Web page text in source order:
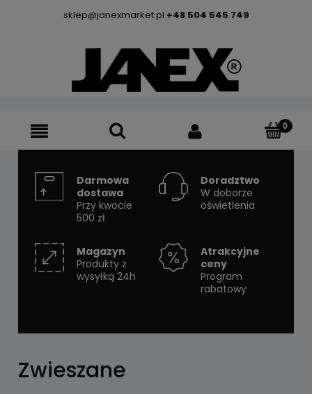
sklep@janexmarket.pl +48 504 545 749
Darmowa
dostawa
Przy kwocie
500 zł
Doradztwo
W doborze
oświetlenia
Magazyn
Produkty z
wysyłką 24h
Atrakcyjne
ceny
Program
rabatowy
Zwieszane